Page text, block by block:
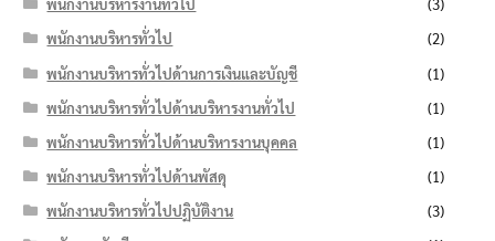
พนักงานบริหารงานทั่วไป
(3)
พนักงานบริหารทั่วไป
(2)
พนักงานบริหารทั่วไปด้านการเงินและบัญชี
(1)
พนักงานบริหารทั่วไปด้านบริหารงานทั่วไป
(1)
พนักงานบริหารทั่วไปด้านบริหารงานบุคคล
(1)
พนักงานบริหารทั่วไปด้านพัสดุ
(1)
พนักงานบริหารทั่วไปปฏิบัติงาน
(3)